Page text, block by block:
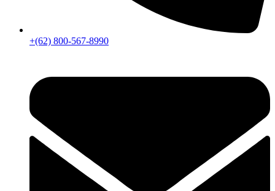
+(62) 800-567-8990